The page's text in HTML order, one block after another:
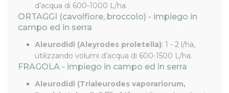
d’acqua di 600-1000 L/ha.
ORTAGGI (cavolfiore, broccolo) - impiego in
campo ed in serra
Aleurodidi (Aleyrodes proletella): 1 - 2 l/ha,
utilizzando volumi d’acqua di 600-1500 L/ha.
FRAGOLA - impiego in campo ed in serra
Aleurodidi (Trialeurodes vaporariorum,